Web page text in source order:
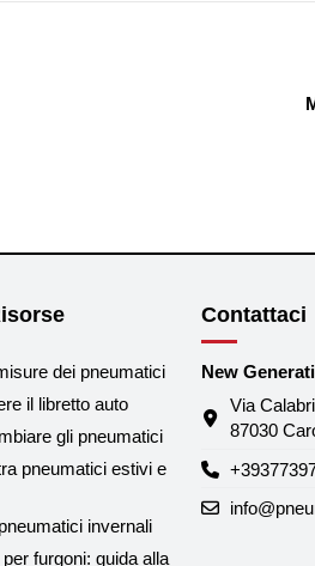
dei pneumatici
il libretto auto
gli pneumatici
pneumatici estivi e
invernali
furgoni: guida alla
Contattaci
New
Via
87030